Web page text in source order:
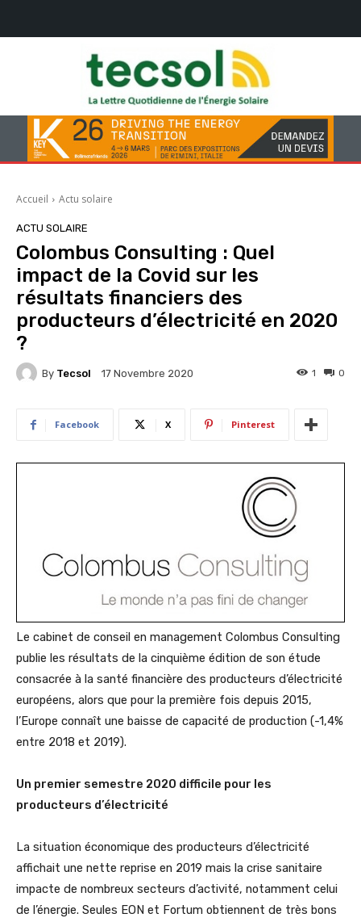
Accueil Actu solaire
ACTU SOLAIRE
Colombus Consulting : Quel
impact de la Covid sur les
résultats financiers des
producteurs d’électricité en 2020
?
By Tecsol 17 Novembre 2020 0
1
Facebook X Pinterest
Le cabinet de conseil en management Colombus Consulting
publie les résultats de la cinquième édition de son étude
consacrée à la santé financière des producteurs d’électricité
européens, alors que pour la première fois depuis 2015,
l’Europe connaît une baisse de capacité de production (-1,4%
entre 2018 et 2019).
Un premier semestre 2020 difficile pour les
producteurs d’électricité
La situation économique des producteurs d’électricité
affichait une nette reprise en 2019 mais la crise sanitaire
impacte de nombreux secteurs d’activité, notamment celui
de l’énergie. Seules EON et Fortum obtiennent de très bons